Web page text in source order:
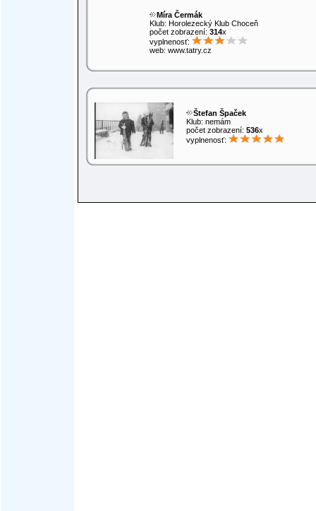
Míra Čermák
Klub: Horolezecký Klub Choceň
počet zobrazení: 314x
vyplnenosť:
web: www.tatry.cz
Štefan Špaček
Klub: nemám
počet zobrazení: 536x
vyplnenosť: